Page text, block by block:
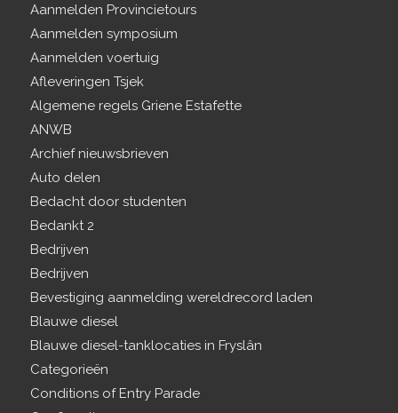
Aanmelden Provincietours
Aanmelden symposium
Aanmelden voertuig
Afleveringen Tsjek
Algemene regels Griene Estafette
ANWB
Archief nieuwsbrieven
Auto delen
Bedacht door studenten
Bedankt 2
Bedrijven
Bedrijven
Bevestiging aanmelding wereldrecord laden
Blauwe diesel
Blauwe diesel-tanklocaties in Fryslân
Categorieën
Conditions of Entry Parade